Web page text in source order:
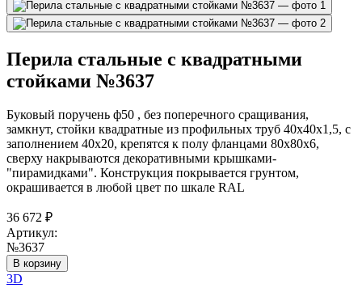
Перила стальные с квадратными
стойками №3637
Буковый поручень ф50 , без поперечного сращивания,
замкнут, стойки квадратные из профильных труб 40х40х1,5, с
заполнением 40х20, крепятся к полу фланцами 80х80х6,
сверху накрываются декоративными крышками-
"пирамидками". Конструкция покрывается грунтом,
окрашивается в любой цвет по шкале RAL
36 672 ₽
Артикул:
№3637
В корзину
3D